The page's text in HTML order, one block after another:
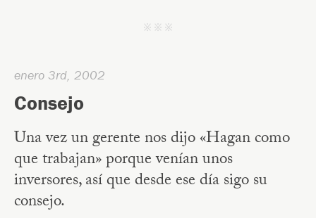
j j j
enero 3rd, 2002
Consejo
Una vez un gerente nos dijo «Hagan como
que trabajan» porque venían unos
inversores, así que desde ese día sigo su
consejo.